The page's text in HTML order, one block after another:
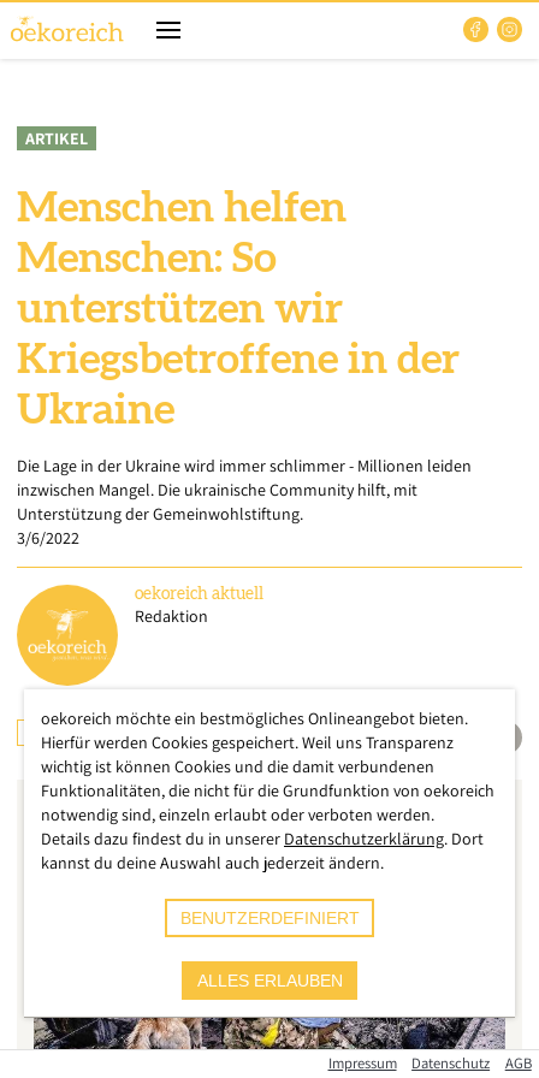
ARTIKEL
Menschen helfen
Menschen: So
unterstützen wir
Kriegsbetroffene in der
Ukraine
Die Lage in der Ukraine wird immer schlimmer - Millionen leiden
inzwischen Mangel. Die ukrainische Community hilft, mit
Unterstützung der Gemeinwohlstiftung.
3/6/2022
oekoreich aktuell
Redaktion
GESUNDHEIT INTERNATIONAL
Impressum Datenschutz AGB
oekoreich möchte ein bestmögliches Onlineangebot bieten.
Hierfür werden Cookies gespeichert. Weil uns Transparenz
wichtig ist können Cookies und die damit verbundenen
Funktionalitäten, die nicht für die Grundfunktion von oekoreich
notwendig sind, einzeln erlaubt oder verboten werden.
Details dazu findest du in unserer Datenschutzerklärung. Dort
kannst du deine Auswahl auch jederzeit ändern.
BENUTZERDEFINIERT
ALLES ERLAUBEN